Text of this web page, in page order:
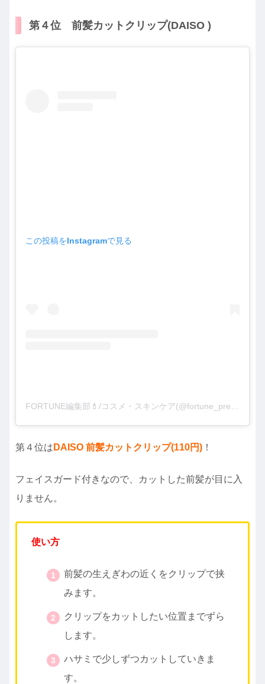
第４位 前髪カットクリップ(DAISO )
この投稿をInstagramで見る
第４位は DAISO 前髪カットクリップ(110円) ！
フェイスガード付きなので、カットした前髪が目に入
りません。
使い方
前髪の生えぎわの近くをクリップで挟
みます。
クリップをカットしたい位置までずら
します。
ハサミで少しずつカットしていきま
す。